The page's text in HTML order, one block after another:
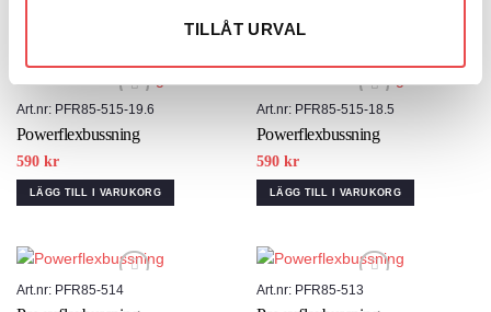
TILLÅT URVAL
Art.nr: PFR85-515-19.6
Powerflexbussning
590 kr
LÄGG TILL I VARUKORG
Art.nr: PFR85-515-18.5
Powerflexbussning
590 kr
LÄGG TILL I VARUKORG
Art.nr: PFR85-514 Art.nr: PFR85-513